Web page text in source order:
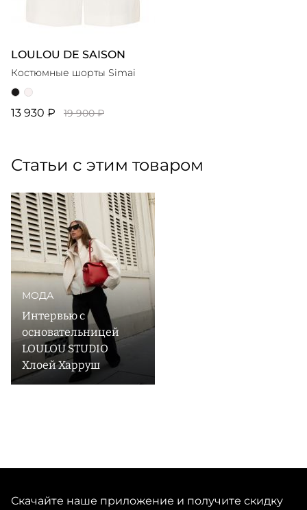
LOULOU DE SAISON
Костюмные шорты Simai
13 930 ₽ 19 900 ₽
Статьи с этим товаром
МОДА
Интервью с
основательницей
LOULOU STUDIO
Хлоей Харруш
Скачайте наше приложение и получите скидку